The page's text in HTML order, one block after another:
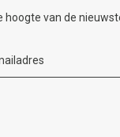
hoogte van de